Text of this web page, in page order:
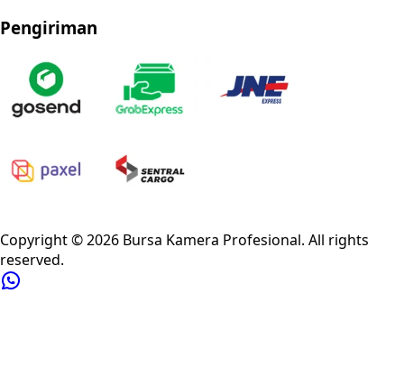
Pengiriman
Copyright ©2026 Bursa Kamera Profesional. All rights
reserved.